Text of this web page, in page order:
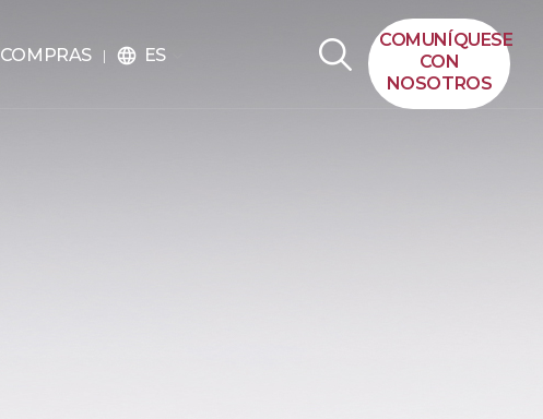
COMPRAS language ES
COMUNÍQUESE
CON
NOSOTROS